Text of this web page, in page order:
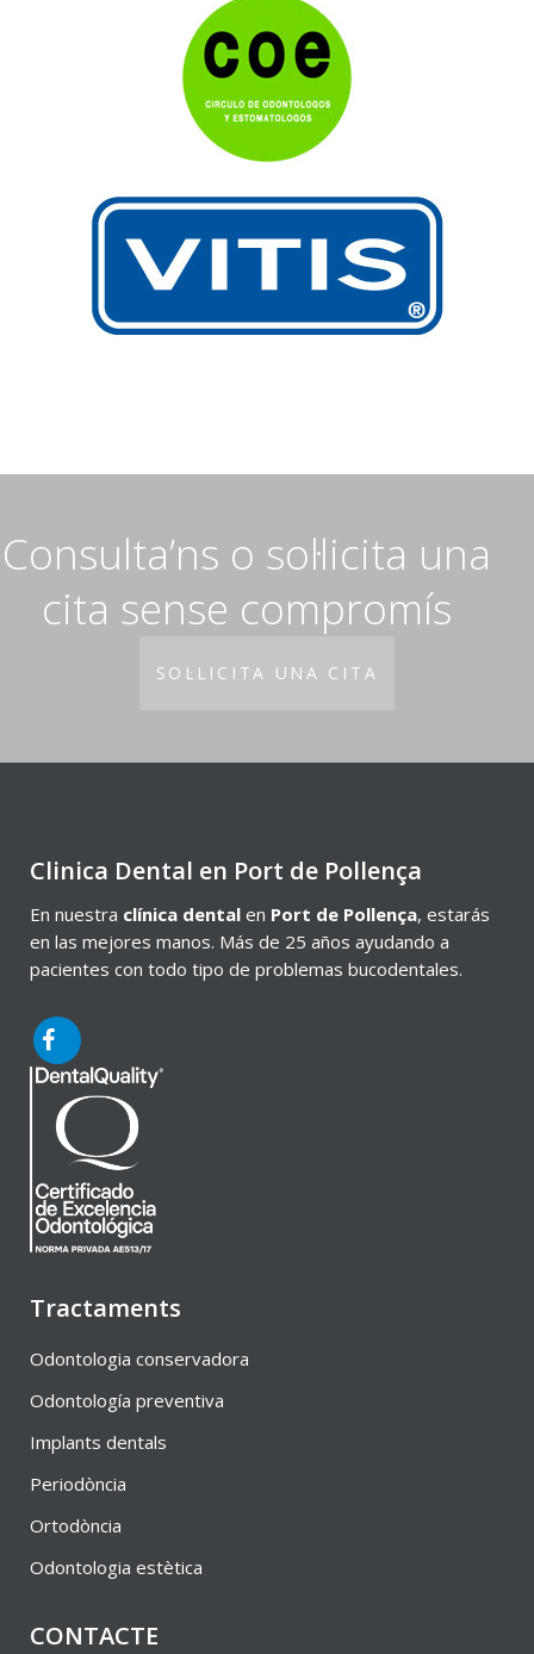
Consulta’ns o sol·licita una
cita sense compromís
SOL·LICITA UNA CITA
Clinica Dental en Port de Pollença
En nuestra clínica dental en Port de Pollença, estarás
en las mejores manos. Más de 25 años ayudando a
pacientes con todo tipo de problemas bucodentales.
Tractaments
Odontologia conservadora
Odontología preventiva
Implants dentals
Periodòncia
Ortodòncia
Odontologia estètica
CONTACTE